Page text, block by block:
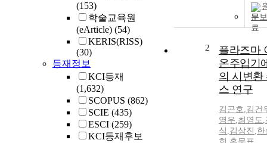
(153)
학술교육원
(eArticle) (54)
KERIS(RISS)
(30)
등재정보
KCI등재
(1,632)
SCOPUS (862)
SCIE (435)
ESCI (259)
KCI등재후보
문
2
플라즈마
온주입기
의 시변환
스 연구
김곤호,김건
영우,최영도,
식 ,김상진 ,한